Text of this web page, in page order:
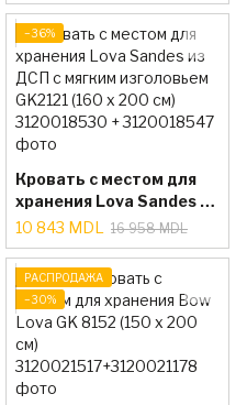
(160 x 200 cм)
−36%
Кровать с местом для
хранения Lova Sandes из
ДСП с мягким
изголовьем GK2121 (160
x 200 см)
10 843 MDL 16 958 MDL
РАСПРОДАЖА
−30%